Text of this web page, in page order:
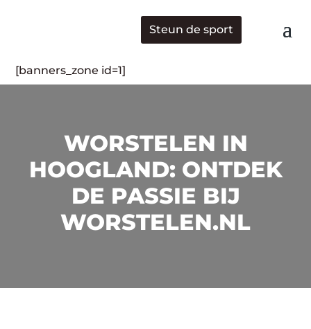
Steun de sport
[banners_zone id=1]
WORSTELEN IN
HOOGLAND: ONTDEK
DE PASSIE BIJ
WORSTELEN.NL